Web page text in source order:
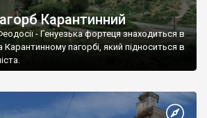
Карантинний
- Генуезька фортеця знаходиться в
Карантинному пагорбі, який підноситься в